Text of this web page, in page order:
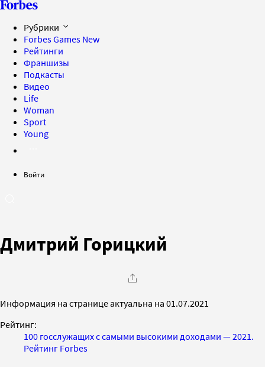
Рубрики
Forbes Games New
Рейтинги
Франшизы
Подкасты
Видео
Life
Woman
Sport
Young
Войти
Дмитрий Горицкий
Информация на странице актуальна на 01.07.2021
Рейтинг:
100 госслужащих с самыми высокими доходами — 2021.
Рейтинг Forbes